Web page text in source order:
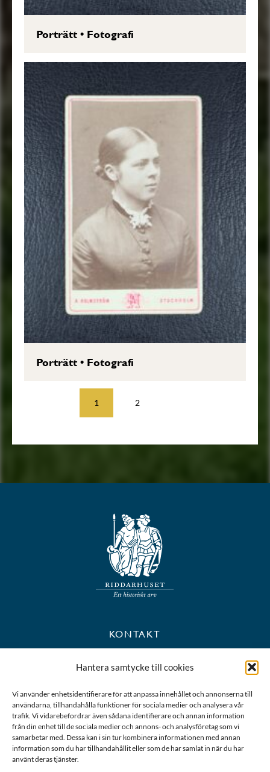
Hantera samtycke till cookies
Vi använder enhetsidentifierare för att anpassa innehållet och annonserna till
användarna, tillhandahålla funktioner för sociala medier och analysera vår
trafik. Vi vidarebefordrar även sådana identifierare och annan information
från din enhet till de sociala medier och annons- och analysföretag som vi
samarbetar med. Dessa kan i sin tur kombinera informationen med annan
information som du har tillhandahållit eller som de har samlat in när du har
använt deras tjänster.
Porträtt• Fotografi
Porträtt• Fotografi
1 2
KONTAKT
BESÖKS- OCH POSTADRESS
Riddarhustorget 10